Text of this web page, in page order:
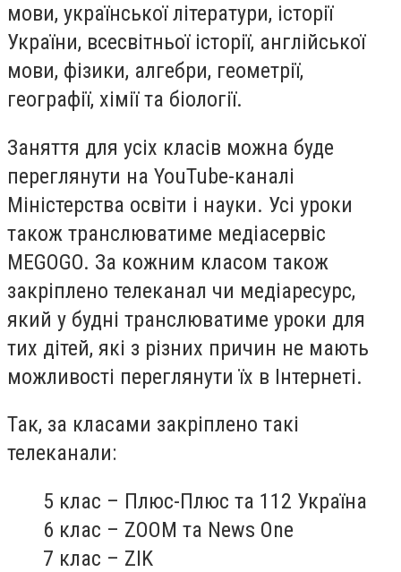
мови, української літератури, історії
України, всесвітньої історії, англійської
мови, фізики, алгебри, геометрії,
географії, хімії та біології.
Заняття для усіх класів можна буде
переглянути на YouTube-каналі
Міністерства освіти і науки. Усі уроки
також транслюватиме мeдіасервіс
MEGOGO. За кожним класом також
закріплено телеканал чи медіаресурс,
який у будні транслюватиме уроки для
тих дітей, які з різних причин не мають
можливості переглянути їх в Інтернеті.
Так, за класами закріплено такі
телеканали:
5 клас – Плюс-Плюс та 112 Україна
6 клас – ZOOM та News One
7 клас – ZIK